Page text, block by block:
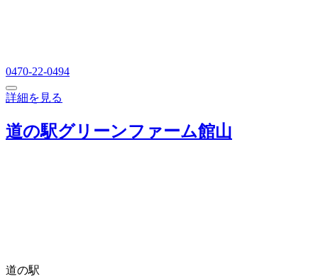
0470-22-0494
詳細を見る
道の駅グリーンファーム館山
道の駅